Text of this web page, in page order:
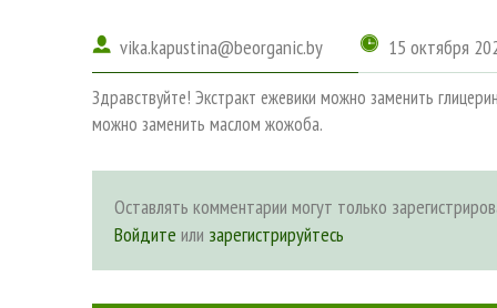
vika.kapustina@beorganic.by 15 октября
Здравствуйте! Экстракт ежевики можно заменить
можно заменить маслом жожоба.
Оставлять комментарии могут только
Войдите или зарегистрируйтесь